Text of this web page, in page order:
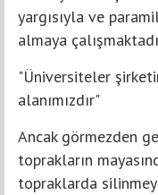
yargısıyla ve
almaya
"Üniversiteler
alanımızdır"
Ancak görmezden
toprakların
topraklarda